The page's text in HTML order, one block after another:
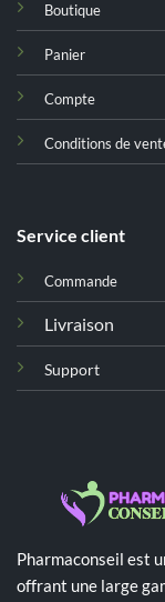
Boutique
Panier
Compte
Conditions de
Service client
Commande
Livraison
Support
Pharmaconseil est
offrant une large